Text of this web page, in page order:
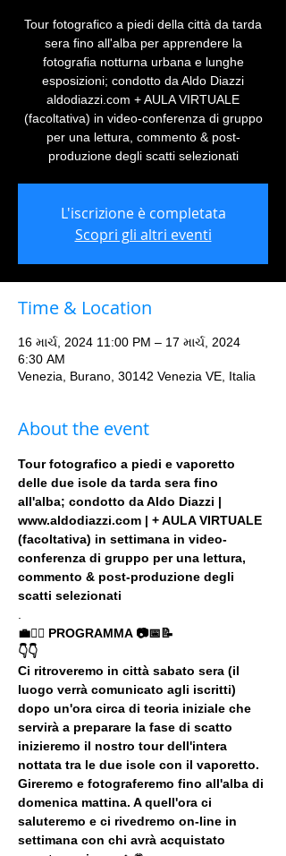
Tour fotografico a piedi della città da tarda
sera fino all'alba per apprendere la
fotografia notturna urbana e lunghe
esposizioni; condotto da Aldo Diazzi
aldodiazzi.com + AULA VIRTUALE
(facoltativa) in video-conferenza di gruppo
per una lettura, commento & post-
produzione degli scatti selezionati
L'iscrizione è completata
Scopri gli altri eventi
Time & Location
16 માર્ચ, 2024 11:00 PM – 17 માર્ચ, 2024
6:30 AM
Venezia, Burano, 30142 Venezia VE, Italia
About the event
Tour fotografico a piedi e vaporetto
delle due isole da tarda sera fino
all'alba; condotto da Aldo Diazzi |
www.aldodiazzi.com | + AULA VIRTUALE
(facoltativa) in settimana in video-
conferenza di gruppo per una lettura,
commento & post-produzione degli
scatti selezionati
💼🚶‍♂️ PROGRAMMA 📷📅📝
👇👇
Ci ritroveremo in città sabato sera (il
luogo verrà comunicato agli iscritti)
dopo un'ora circa di teoria iniziale che
servirà a preparare la fase di scatto
inizieremo il nostro tour dell'intera
nottata tra le due isole con il vaporetto.
Gireremo e fotograferemo fino all'alba di
domenica mattina. A quell'ora ci
saluteremo e ci rivedremo on-line in
settimana con chi avrà acquistato